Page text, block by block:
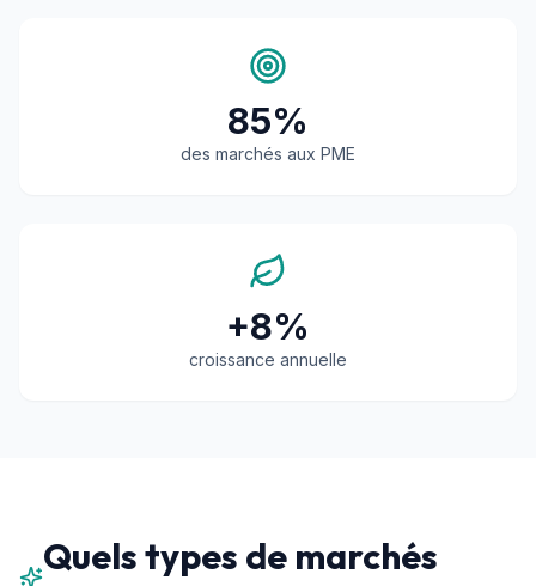
85%
des marchés aux PME
+8%
croissance annuelle
Quels types de marchés